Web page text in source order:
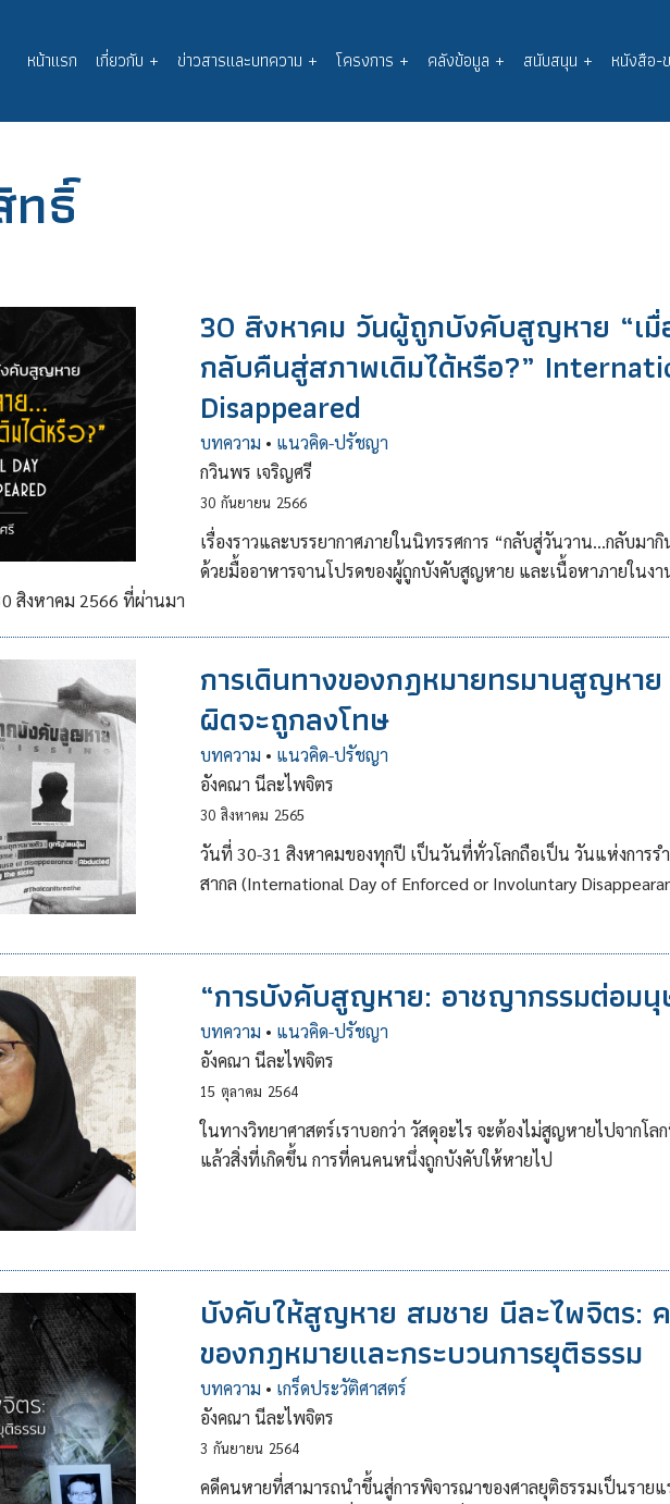
Main
navigation
หน้าแรก เกี่ยวกับ + ข่าวสารและบทความ + โครงการ + คลังข้อมูล + สนับสนุน + หนังสือ-
ทธิ์
30 สิงหาคม วันผู้ถูกบังคับสูญหาย “เ
กลับคืนสู่สภาพเดิมได้หรือ?”
Disappeared
บทความ • แนวคิด-ปรัชญา
กวินพร เจริญศรี
30 กันยายน 2566
เรื่องราวและบรรยากาศภายในนิทรรศการ “กลับสู่วันวาน...กลับมา
ด้วยมื้ออาหารจานโปรดของผู้ถูกบังคับสูญหาย และเนื้อหาภายในง
สิงหาคม 2566 ที่ผ่านมา
การเดินทางของกฎหมายทรมานสูญหา
ผิดจะถูกลงโทษ
บทความ • แนวคิด-ปรัชญา
อังคณา นีละไพจิตร
30 สิงหาคม 2565
วันที่ 30-31 สิงหาคมของทุกปี เป็นวันที่ทั่วโลกถือเป็น วันแห่งการร
สากล (International Day of Enforced or Involuntary
“การบังคับสูญหาย: อาชญากรรมต่อมนุ
บทความ • แนวคิด-ปรัชญา
อังคณา นีละไพจิตร
15 ตุลาคม 2564
ในทางวิทยาศาสตร์เราบอกว่า วัสดุอะไร จะต้องไม่สูญหายไปจากโ
แล้วสิ่งที่เกิดขึ้น การที่คนคนหนึ่งถูกบังคับให้หายไป
บังคับให้สูญหาย สมชาย นีละไพจิตร: ค
ของกฎหมายและกระบวนการยุติธรรม
บทความ • เกร็ดประวัติศาสตร์
อังคณา นีละไพจิตร
3 กันยายน 2564
คดีคนหายที่สามารถนำขึ้นสู่การพิจารณาของศาลยุติธรรมเป็นรายแ